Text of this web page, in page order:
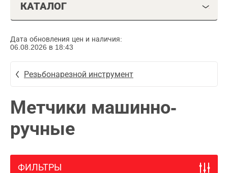
КАТАЛОГ
Дата обновления цен и наличия:
06.08.2026 в 18:43
Резьбонарезной инструмент
Метчики машинно-
ручные
ФИЛЬТРЫ